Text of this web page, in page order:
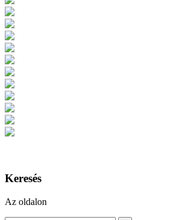
Keresés
Az oldalon